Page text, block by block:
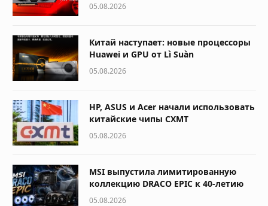
05.08.2026
Китай наступает: новые процессоры
Huawei и GPU от Lì Suàn
05.08.2026
HP, ASUS и Acer начали использовать
китайские чипы CXMT
05.08.2026
MSI выпустила лимитированную
коллекцию DRACO EPIC к 40-летию
05.08.2026